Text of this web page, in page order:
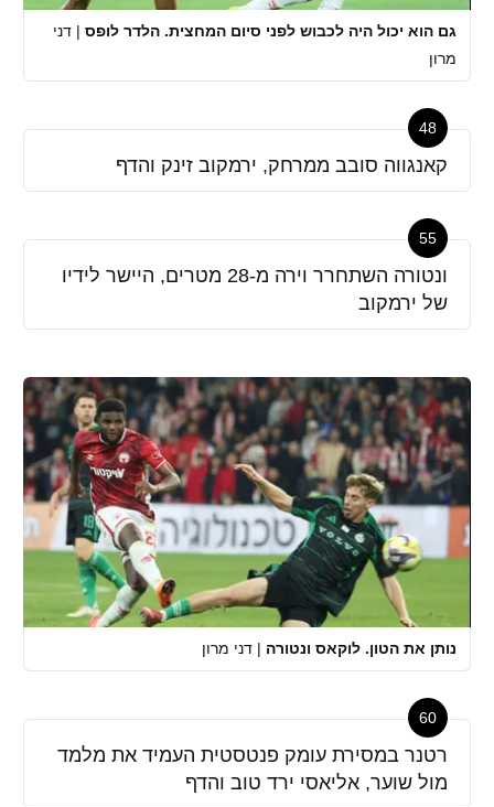
גם הוא יכול היה לכבוש לפני סיום המחצית. הלדר לופס | דני
מרון
48
קאנגווה סובב ממרחק, ירמקוב זינק והדף
55
ונטורה השתחרר וירה מ-28 מטרים, היישר לידיו
של ירמקוב
נותן את הטון. לוקאס ונטורה | דני מרון
60
רטנר במסירת עומק פנטסטית העמיד את מלמד
מול שוער, אליאסי ירד טוב והדף